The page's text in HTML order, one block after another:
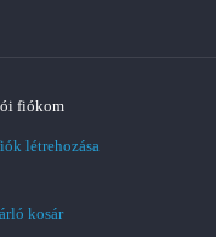
fiókom
létrehozása
kosár